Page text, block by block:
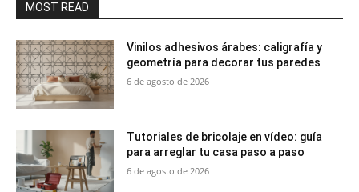
MOST READ
Vinilos adhesivos árabes: caligrafía y
geometría para decorar tus paredes
6 de agosto de 2026
Tutoriales de bricolaje en vídeo: guía
para arreglar tu casa paso a paso
6 de agosto de 2026